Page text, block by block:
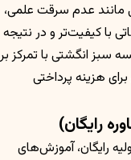
مانند عدم سرقت علمی،
با کیفیت‌تر و در نتیجه
انگشتی با تمرکز بر
هزینه پرداختی
رایگان)
رایگان، آموزش‌های